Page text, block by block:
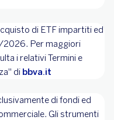
di ETF impartiti ed
Per maggiori
i relativi Termini e
di bbva.it
di fondi ed
Gli strumenti